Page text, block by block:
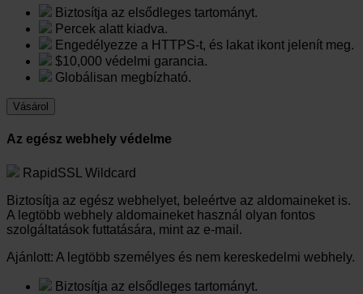
Biztosítja az elsődleges tartományt.
Percek alatt kiadva.
Engedélyezze a HTTPS-t, és lakat ikont jelenít meg.
$10,000 védelmi garancia.
Globálisan megbízható.
Vásárol
Az egész webhely védelme
RapidSSL Wildcard
Biztosítja az egész webhelyet, beleértve az aldomaineket is.
A legtöbb webhely aldomaineket használ olyan fontos
szolgáltatások futtatására, mint az e-mail.
Ajánlott: A legtöbb személyes és nem kereskedelmi webhely.
Biztosítja az elsődleges tartományt.